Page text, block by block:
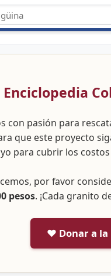
con pasión para
que este proyecto
para cubrir los
por favor
pesos. ¡Cada granito
❤️ Donar a la